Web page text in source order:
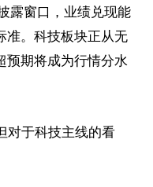
露窗口，业绩兑现能
准。科技板块正从无
预期将成为行情分水
对于科技主线的看